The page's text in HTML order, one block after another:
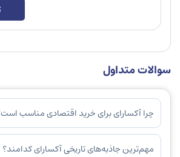
سوالات متداول
چرا آکسارای برای خرید اقتصادی مناسب
مهم‌ترین جاذبه‌های تاریخی آکسارای کدامند؟